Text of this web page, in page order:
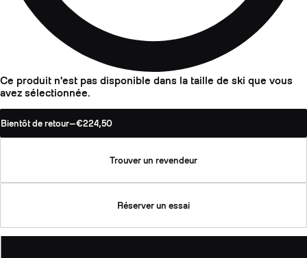
Ce produit n'est pas disponible dans la taille de ski que vous
avez sélectionnée.
Bientôt de retour—€224,50
Trouver un revendeur
Réserver un essai